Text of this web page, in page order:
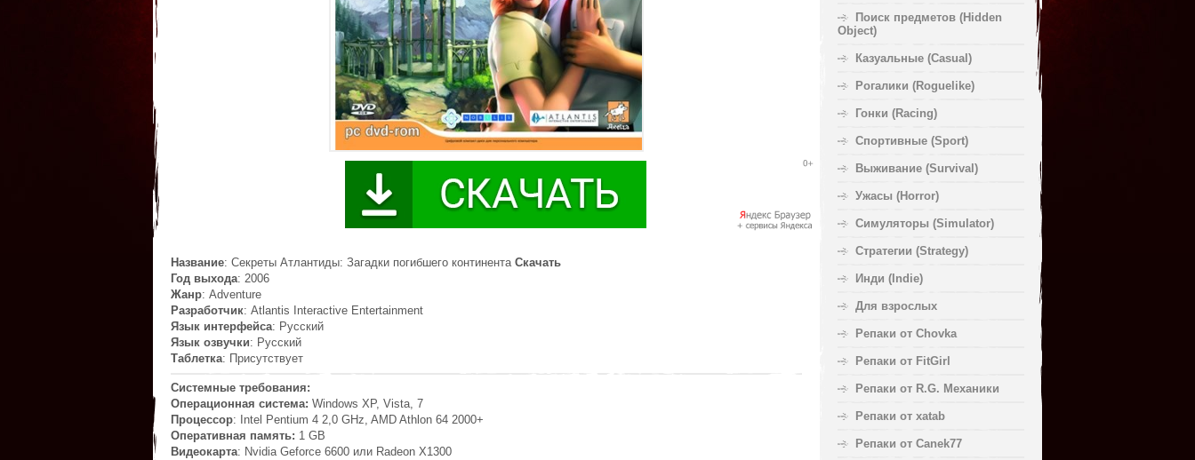
Название: Секреты Атлантиды: Загадки погибшего континента Скачать
Год выхода: 2006
Жанр: Adventure
Разработчик: Atlantis Interactive Entertainment
Язык интерфейса: Русский
Язык озвучки: Русский
Таблетка: Присутствует
Системные требования:
Операционная система: Windows XP, Vista, 7
Процессор: Intel Pentium 4 2,0 GHz, AMD Athlon 64 2000+
Оперативная память: 1 GB
Видеокарта: Nvidia Geforce 6600 или Radeon Х1300
Поиск предметов (Hidden
Object)
Казуальные (Casual)
Рогалики (Roguelike)
Гонки (Racing)
Спортивные (Sport)
Выживание (Survival)
Ужасы (Horror)
Симуляторы (Simulator)
Стратегии (Strategy)
Инди (Indie)
Для взрослых
Репаки от Chovka
Репаки от FitGirl
Репаки от R.G. Механики
Репаки от xatab
Репаки от Canek77